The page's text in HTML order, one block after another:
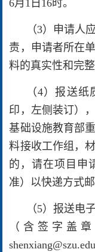
6月1日16时。
（3）申请人
责，申请者所在
料的真实性和完
（4）报送
印，左侧装订）
基础设施教育部
料接收工作组，
的，请在项目申
准）以快递方式
（5）报送电
（含签字盖